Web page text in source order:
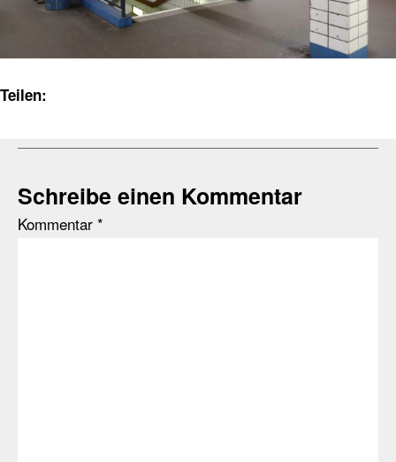
Teilen:
Schreibe einen Kommentar
Kommentar *